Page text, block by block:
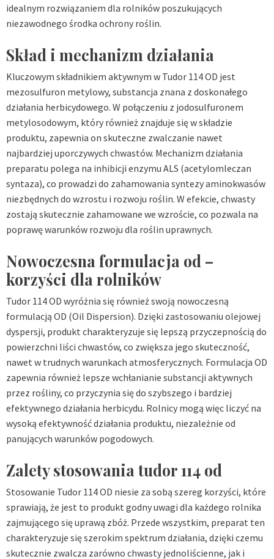
idealnym rozwiązaniem dla rolników poszukujących
niezawodnego środka ochrony roślin.
Skład i mechanizm działania
Kluczowym składnikiem aktywnym w Tudor 114 OD jest
mezosulfuron metylowy, substancja znana z doskonałego
działania herbicydowego. W połączeniu z jodosulfuronem
metylosodowym, który również znajduje się w składzie
produktu, zapewnia on skuteczne zwalczanie nawet
najbardziej uporczywych chwastów. Mechanizm działania
preparatu polega na inhibicji enzymu ALS (acetylomleczan
syntaza), co prowadzi do zahamowania syntezy aminokwasów
niezbędnych do wzrostu i rozwoju roślin. W efekcie, chwasty
zostają skutecznie zahamowane we wzroście, co pozwala na
poprawę warunków rozwoju dla roślin uprawnych.
Nowoczesna formulacja od –
korzyści dla rolników
Tudor 114 OD wyróżnia się również swoją nowoczesną
formulacją OD (Oil Dispersion). Dzięki zastosowaniu olejowej
dyspersji, produkt charakteryzuje się lepszą przyczepnością do
powierzchni liści chwastów, co zwiększa jego skuteczność,
nawet w trudnych warunkach atmosferycznych. Formulacja OD
zapewnia również lepsze wchłanianie substancji aktywnych
przez rośliny, co przyczynia się do szybszego i bardziej
efektywnego działania herbicydu. Rolnicy mogą więc liczyć na
wysoką efektywność działania produktu, niezależnie od
panujących warunków pogodowych.
Zalety stosowania tudor 114 od
Stosowanie Tudor 114 OD niesie za sobą szereg korzyści, które
sprawiają, że jest to produkt godny uwagi dla każdego rolnika
zajmującego się uprawą zbóż. Przede wszystkim, preparat ten
charakteryzuje się szerokim spektrum działania, dzięki czemu
skutecznie zwalcza zarówno chwasty jednoliścienne, jak i